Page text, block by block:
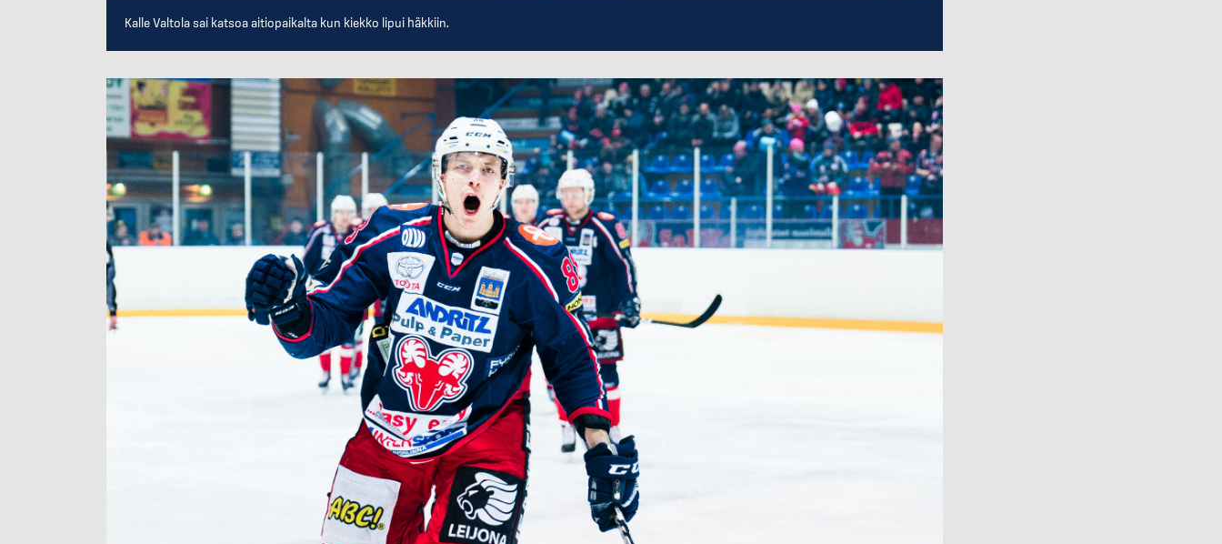
Kalle Valtola sai katsoa aitiopaikalta kun kiekko lipui häkkiin.